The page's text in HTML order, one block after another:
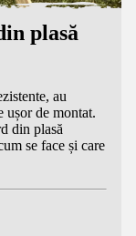
plasă
au
ușor de montat.
din plasă
se face și care